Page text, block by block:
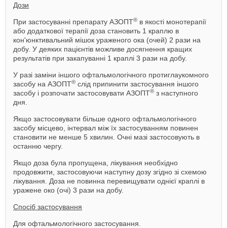
Дози
При застосуванні препарату АЗОПТ® в якості монотерапії
або додаткової терапії доза становить 1 краплю в
кон'юнктивальний мішок ураженого ока (очей) 2 рази на
добу. У деяких пацієнтів можливе досягнення кращих
результатів при закапуванні 1 краплі 3 рази на добу.
У разі заміни іншого офтальмологічного протиглаукомного
засобу на АЗОПТ® слід припинити застосування іншого
засобу і розпочати застосовувати АЗОПТ® з наступного
дня.
Якщо застосовувати більше одного офтальмологічного
засобу місцево, інтервал між їх застосуванням повинен
становити не менше 5 хвилин. Очні мазі застосовують в
останню чергу.
Якщо доза була пропущена, лікування необхідно
продовжити, застосовуючи наступну дозу згідно зі схемою
лікування. Доза не повинна перевищувати однієї краплі в
уражене око (очі) 3 рази на добу.
Спосіб застосування
Для офтальмологічного застосування.